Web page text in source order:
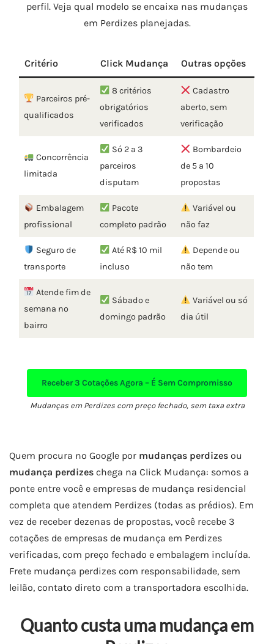
perfil. Veja qual modelo se encaixa nas mudanças
em Perdizes planejadas.
Critério Click Mudança Outras opções
Parceiros pré-
qualificados
8 critérios
obrigatórios
verificados
Cadastro
aberto, sem
verificação
Concorrência
limitada
Só 2 a 3
parceiros
disputam
Bombardeio
de 5 a 10
propostas
Embalagem
profissional
Pacote
completo padrão
Variável ou
não faz
Seguro de
transporte
Até R$ 10 mil
incluso
Depende ou
não tem
Atende fim de
semana no
bairro
Sábado e
domingo padrão
Variável ou só
dia útil
Receber3 Cotações Agora – É Sem Compromisso
Mudanças em Perdizes com preço fechado, sem taxa extra
Quem procura no Google por mudanças perdizes ou
mudança perdizes chega na Click Mudança: somos a
ponte entre você e empresas de mudança residencial
completa que atendem Perdizes (todas as prédios). Em
vez de receber dezenas de propostas, você recebe 3
cotações de empresas de mudança em Perdizes
verificadas, com preço fechado e embalagem incluída.
Frete mudança perdizes com responsabilidade, sem
leilão, contato direto com a transportadora escolhida.
Quanto custa uma mudança em